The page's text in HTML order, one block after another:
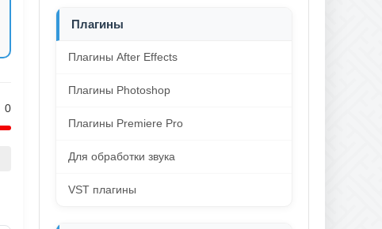
0
Плагины
Плагины After Effects
Плагины Photoshop
Плагины Premiere Pro
Для обработки звука
VST плагины